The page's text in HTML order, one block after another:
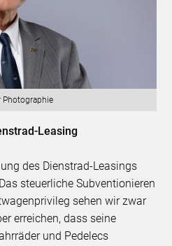
Photographie
Leasing
des Dienstrad-Leasings
steuerliche Subventionieren
sehen wir zwar
erreichen, dass seine
und Pedelecs